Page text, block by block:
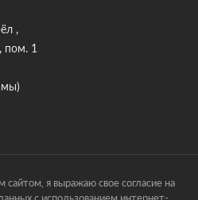
,
пом. 1
я выражаю свое согласие на
с использованием интернет-